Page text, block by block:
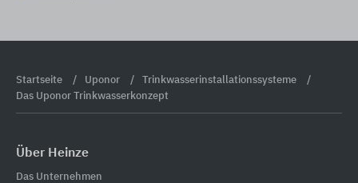
Startseite Uponor
Trinkwasserinstallationssysteme
Das Uponor Trinkwasserkonzept
Über Heinze
Das Unternehmen